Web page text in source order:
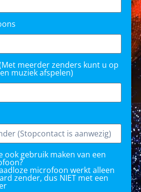
meerder zenders kunt u op
muziek afspelen)
ook gebruik maken van een
microfoon werkt alleen
zender, dus NIET met een